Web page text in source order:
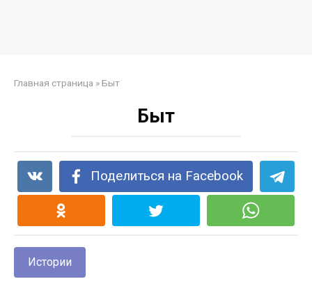
Главная страница »Быт
Быт
Поделиться на Facebook
Истории